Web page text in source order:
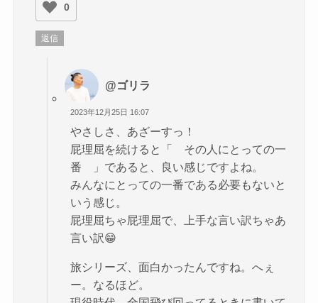
0
返信
@ゴリラ
2023年12月25日 16:07
やさしさ、あざーすっ！
屁理屈を続けると「 その人にとっての一
番 」であると、良い感じですよね。
みんなにとっての一番である必要もないと
いう感じ。
屁理屈ちゃ屁理屈で、上手な言い訳ちゃあ
言い訳😁
旅シリーズ、面白かったんですね。へぇ
ー。なるほど。